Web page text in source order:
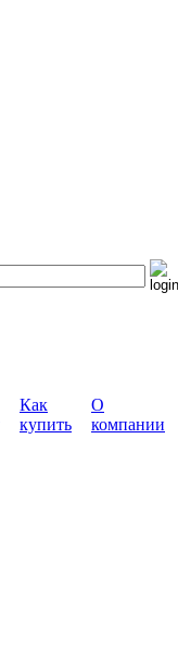
Как
купить
О
компании